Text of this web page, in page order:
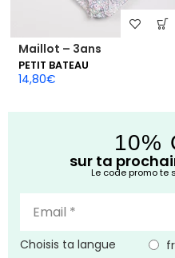
Maillot – 3ans
PETIT BATEAU
14,80€
10%
sur ta
Le code promo te
Choisis ta langue fr